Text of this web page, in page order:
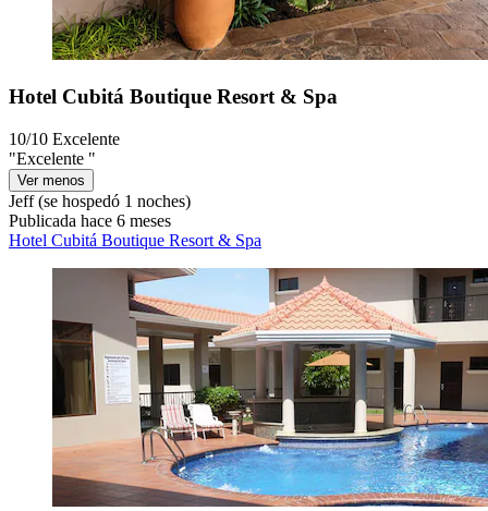
Hotel Cubitá Boutique Resort & Spa
10/10 Excelente
"Excelente "
Ver menos
Jeff(se hospedó 1 noches)
Publicada hace 6 meses
Hotel Cubitá Boutique Resort & Spa